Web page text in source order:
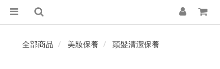
全部商品 美妝保養 頭髮清潔保養